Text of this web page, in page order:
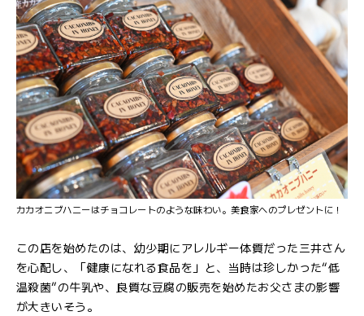
カカオニブハニーはチョコレートのような味わい。美食家へのプレゼントに！
この店を始めたのは、幼少期にアレルギー体質だった三井さん
を心配し、「健康になれる食品を」と、当時は珍しかった“低
温殺菌”の牛乳や、良質な豆腐の販売を始めたお父さまの影響
が大きいそう。